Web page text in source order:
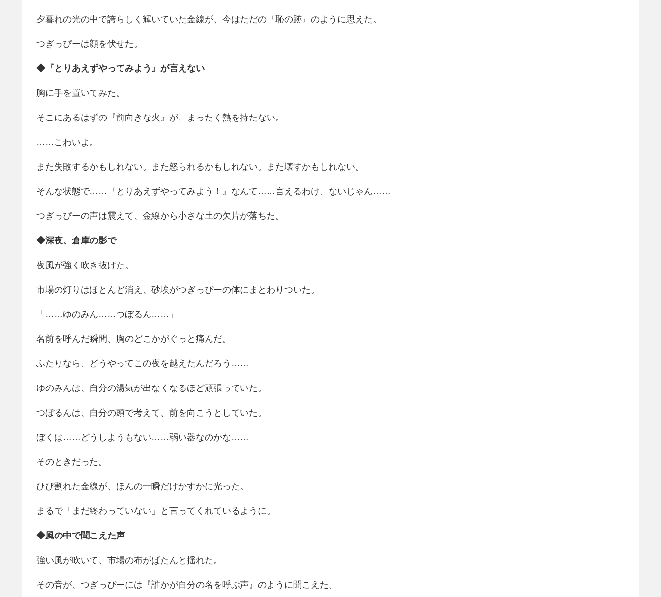
夕暮れの光の中で誇らしく輝いていた金線が、今はただの『恥の跡』のように思えた。
つぎっぴーは顔を伏せた。
◆『とりあえずやってみよう』が言えない
胸に手を置いてみた。
そこにあるはずの『前向きな火』が、まったく熱を持たない。
……こわいよ。
また失敗するかもしれない。また怒られるかもしれない。また壊すかもしれない。
そんな状態で……『とりあえずやってみよう！』なんて……言えるわけ、ないじゃん……
つぎっぴーの声は震えて、金線から小さな土の欠片が落ちた。
◆深夜、倉庫の影で
夜風が強く吹き抜けた。
市場の灯りはほとんど消え、砂埃がつぎっぴーの体にまとわりついた。
「……ゆのみん……つぼるん……」
名前を呼んだ瞬間、胸のどこかがぐっと痛んだ。
ふたりなら、どうやってこの夜を越えたんだろう……
ゆのみんは、自分の湯気が出なくなるほど頑張っていた。
つぼるんは、自分の頭で考えて、前を向こうとしていた。
ぼくは……どうしようもない……弱い器なのかな……
そのときだった。
ひび割れた金線が、ほんの一瞬だけかすかに光った。
まるで「まだ終わっていない」と言ってくれているように。
◆風の中で聞こえた声
強い風が吹いて、市場の布がぱたんと揺れた。
その音が、つぎっぴーには『誰かが自分の名を呼ぶ声』のように聞こえた。